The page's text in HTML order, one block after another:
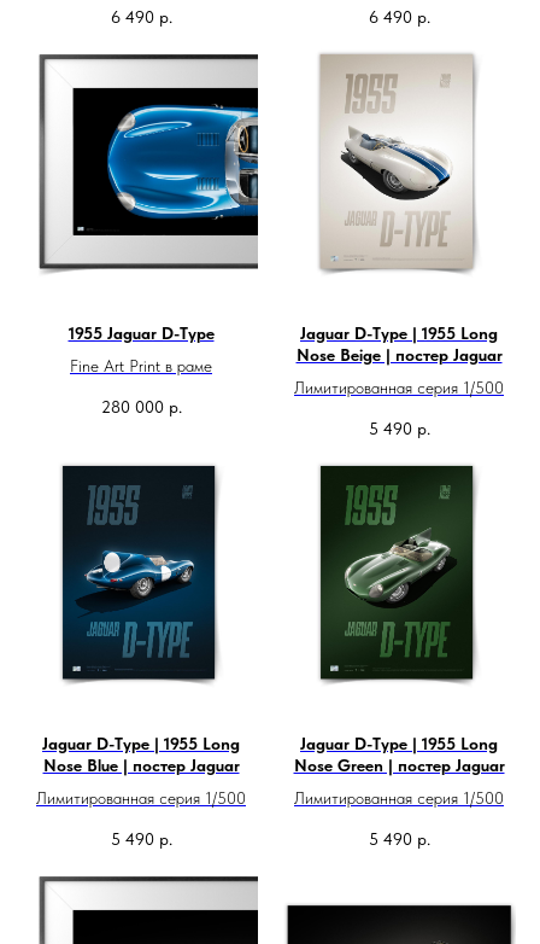
6 490 р. 6 490 р.
1955 Jaguar D-Type
Fine Art Print в раме
280 000 р.
Jaguar D-Type | 1955 Long
Nose Beige | постер Jaguar
Лимитированная серия 1/500
5 490 р.
Jaguar D-Type | 1955 Long
Nose Blue | постер Jaguar
Лимитированная серия 1/500
5 490 р.
Jaguar D-Type | 1955 Long
Nose Green | постер Jaguar
Лимитированная серия 1/500
5 490 р.